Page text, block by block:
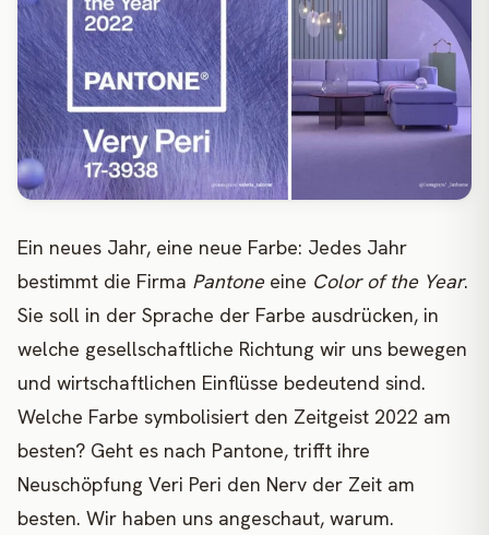
Ein neues Jahr, eine neue Farbe: Jedes Jahr
bestimmt die Firma Pantone eine Color of the Year.
Sie soll in der Sprache der Farbe ausdrücken, in
welche gesellschaftliche Richtung wir uns bewegen
und wirtschaftlichen Einflüsse bedeutend sind.
Welche Farbe symbolisiert den Zeitgeist 2022 am
besten? Geht es nach Pantone, trifft ihre
Neuschöpfung Veri Peri den Nerv der Zeit am
besten. Wir haben uns angeschaut, warum.